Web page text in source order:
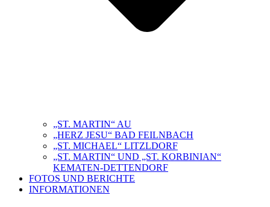
„ST. MARTIN“ AU
„HERZ JESU“ BAD FEILNBACH
„ST. MICHAEL“ LITZLDORF
„ST. MARTIN“ UND „ST. KORBINIAN“
KEMATEN-DETTENDORF
FOTOS UND BERICHTE
INFORMATIONEN